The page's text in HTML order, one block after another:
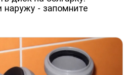
наружу - запомните